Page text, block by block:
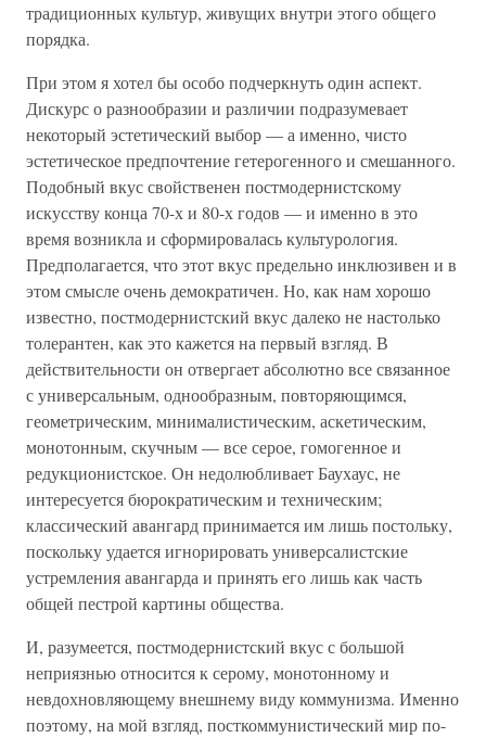
традиционных культур, живущих внутри этого общего
порядка.
При этом я хотел бы особо подчеркнуть один аспект.
Дискурс о разнообразии и различии подразумевает
некоторый эстетический выбор — а именно, чисто
эстетическое предпочтение гетерогенного и смешанного.
Подобный вкус свойственен постмодернистскому
искусству конца 70-х и 80-х годов — и именно в это
время возникла и сформировалась культурология.
Предполагается, что этот вкус предельно инклюзивен и в
этом смысле очень демократичен. Но, как нам хорошо
известно, постмодернистский вкус далеко не настолько
толерантен, как это кажется на первый взгляд. В
действительности он отвергает абсолютно все связанное
с универсальным, однообразным, повторяющимся,
геометрическим, минималистическим, аскетическим,
монотонным, скучным — все серое, гомогенное и
редукционистское. Он недолюбливает Баухаус, не
интересуется бюрократическим и техническим;
классический авангард принимается им лишь постольку,
поскольку удается игнорировать универсалистские
устремления авангарда и принять его лишь как часть
общей пестрой картины общества.
И, разумеется, постмодернистский вкус с большой
неприязнью относится к серому, монотонному и
невдохновляющему внешнему виду коммунизма. Именно
поэтому, на мой взгляд, посткоммунистический мир по-